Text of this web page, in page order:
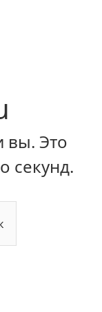
вы. Это
секунд.